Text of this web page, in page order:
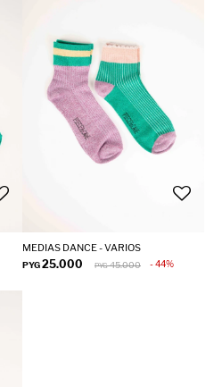
MEDIAS DANCE - VARIOS
PYG25.000 PYG 45.000 44